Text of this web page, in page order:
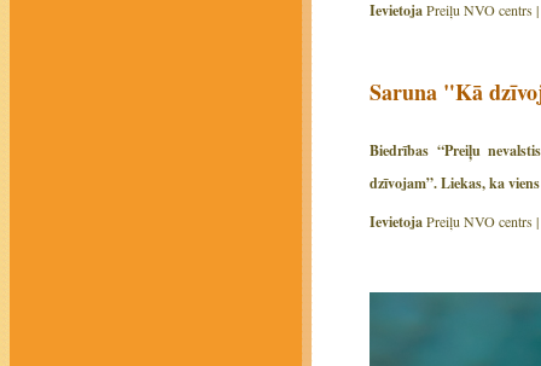
IevietojaPreiļu NVO centrs |
Saruna "Kā
Biedrības “Preiļu
dzīvojam”. Liekas, ka
IevietojaPreiļu NVO centrs |